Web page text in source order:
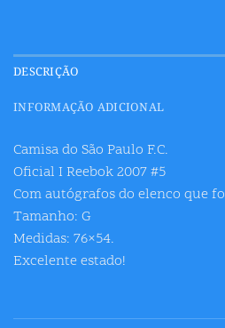
DESCRIÇÃO
INFORMAÇÃO ADICIONAL
Camisa do São Paulo F.C.
Oficial I Reebok 2007 #5
Com autógrafos do elenco que
Tamanho: G
Medidas: 76×54.
Excelente estado!